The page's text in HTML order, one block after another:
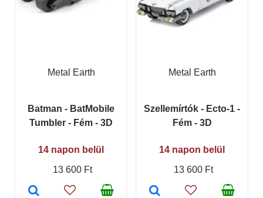
Metal Earth
Batman - BatMobile
Tumbler - Fém - 3D
14 napon belül
13 600 Ft
Metal Earth
Szellemírtók - Ecto-1 -
Fém - 3D
14 napon belül
13 600 Ft